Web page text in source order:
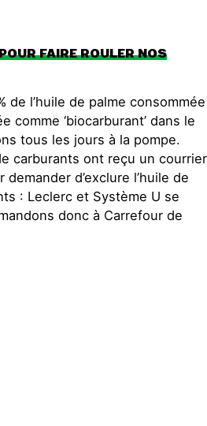
FAIRE ROULER NOS
de l’huile de palme consommée
comme ‘biocarburant’ dans le
tous les jours à la pompe.
carburants ont reçu un courrier
d’exclure l’huile de
: Leclerc et Système U se
donc à Carrefour de